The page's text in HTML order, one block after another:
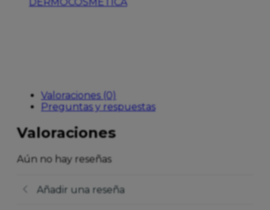
Valoraciones (0)
Preguntas y respuestas
Valoraciones
Aún no hay reseñas
Añadir una reseña